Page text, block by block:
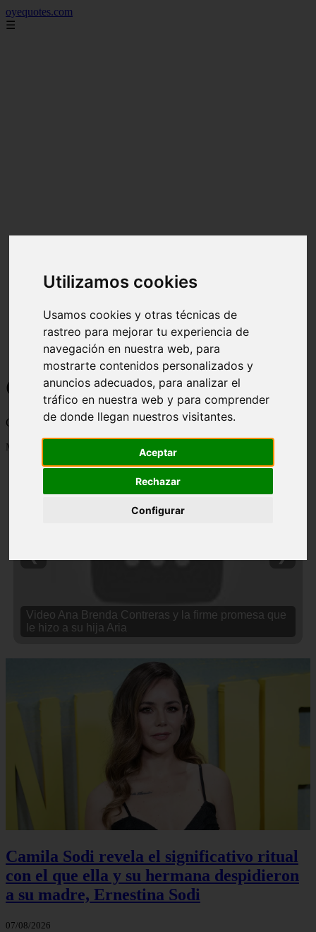
Utilizamos cookies
Usamos cookies y otras técnicas de
rastreo para mejorar tu experiencia de
navegación en nuestra web, para
mostrarte contenidos personalizados y
anuncios adecuados, para analizar el
tráfico en nuestra web y para comprender
de donde llegan nuestros visitantes.
Aceptar
Rechazar
Configurar
oyequotes.com
☰
Curiosidades y Sabias que
Cosas curiosas, curiosidades, noticias impactantes y mucho mas
Mostrando 1 - 24 de 2838 artículos
Video Ana Brenda Contreras y la firme promesa que
le hizo a su hija Aria
Camila Sodi revela el significativo ritual
con el que ella y su hermana despidieron
a su madre, Ernestina Sodi
07/08/2026